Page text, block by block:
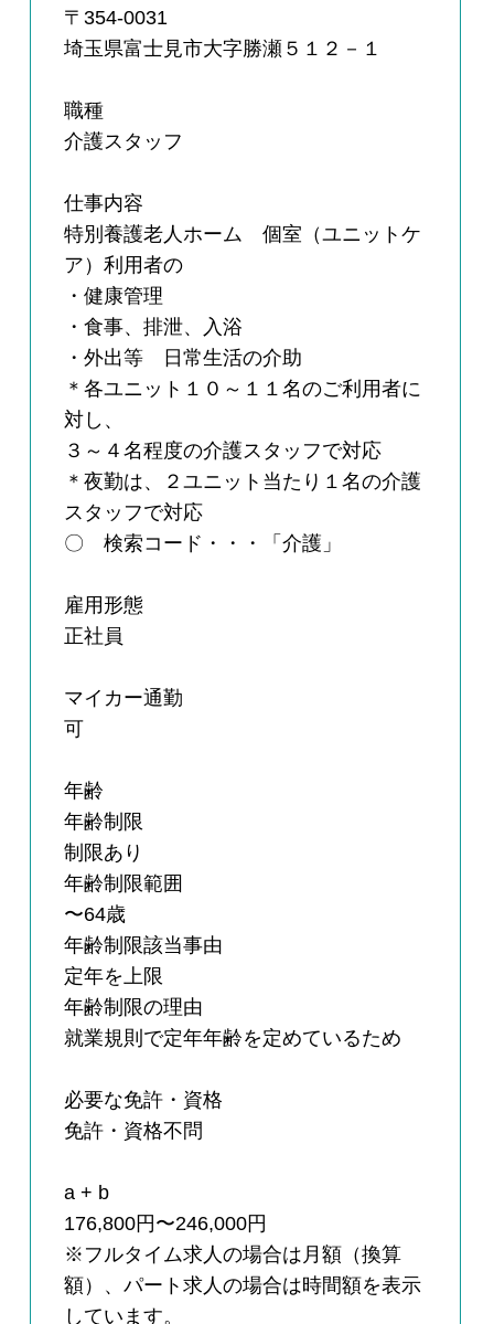
〒354-0031
埼玉県富士見市大字勝瀬５１２－１
職種
介護スタッフ
仕事内容
特別養護老人ホーム 個室（ユニットケ
ア）利用者の
・健康管理
・食事、排泄、入浴
・外出等 日常生活の介助
＊各ユニット１０～１１名のご利用者に
対し、
３～４名程度の介護スタッフで対応
＊夜勤は、２ユニット当たり１名の介護
スタッフで対応
〇 検索コード・・・「介護」
雇用形態
正社員
マイカー通勤
可
年齢
年齢制限
制限あり
年齢制限範囲
〜64歳
年齢制限該当事由
定年を上限
年齢制限の理由
就業規則で定年年齢を定めているため
必要な免許・資格
免許・資格不問
a + b
176,800円〜246,000円
※フルタイム求人の場合は月額（換算
額）、パート求人の場合は時間額を表示
しています。